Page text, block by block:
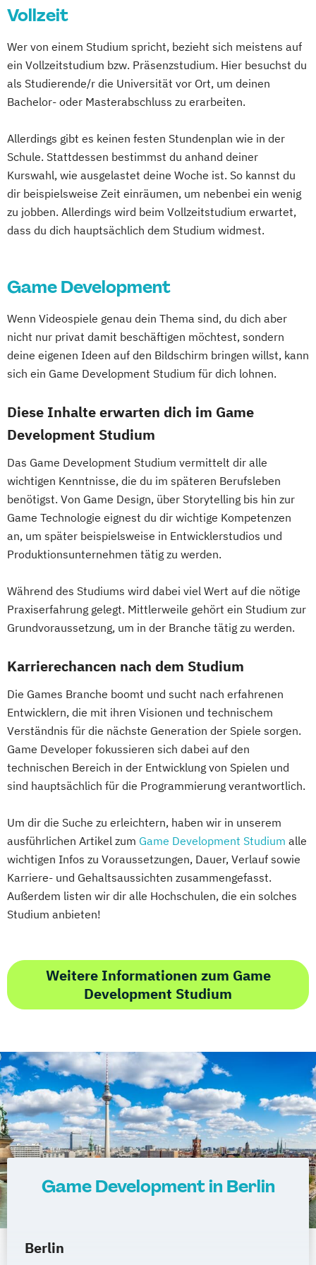
Vollzeit
Wer von einem Studium spricht, bezieht sich meistens auf
ein Vollzeitstudium bzw. Präsenzstudium. Hier besuchst du
als Studierende/r die Universität vor Ort, um deinen
Bachelor- oder Masterabschluss zu erarbeiten.
Allerdings gibt es keinen festen Stundenplan wie in der
Schule. Stattdessen bestimmst du anhand deiner
Kurswahl, wie ausgelastet deine Woche ist. So kannst du
dir beispielsweise Zeit einräumen, um nebenbei ein wenig
zu jobben. Allerdings wird beim Vollzeitstudium erwartet,
dass du dich hauptsächlich dem Studium widmest.
Game Development
Wenn Videospiele genau dein Thema sind, du dich aber
nicht nur privat damit beschäftigen möchtest, sondern
deine eigenen Ideen auf den Bildschirm bringen willst, kann
sich ein Game Development Studium für dich lohnen.
Diese Inhalte erwarten dich im Game
Development Studium
Das Game Development Studium vermittelt dir alle
wichtigen Kenntnisse, die du im späteren Berufsleben
benötigst. Von Game Design, über Storytelling bis hin zur
Game Technologie eignest du dir wichtige Kompetenzen
an, um später beispielsweise in Entwicklerstudios und
Produktionsunternehmen tätig zu werden.
Während des Studiums wird dabei viel Wert auf die nötige
Praxiserfahrung gelegt. Mittlerweile gehört ein Studium zur
Grundvoraussetzung, um in der Branche tätig zu werden.
Karrierechancen nach dem Studium
Die Games Branche boomt und sucht nach erfahrenen
Entwicklern, die mit ihren Visionen und technischem
Verständnis für die nächste Generation der Spiele sorgen.
Game Developer fokussieren sich dabei auf den
technischen Bereich in der Entwicklung von Spielen und
sind hauptsächlich für die Programmierung verantwortlich.
Um dir die Suche zu erleichtern, haben wir in unserem
ausführlichen Artikel zum Game Development Studium alle
wichtigen Infos zu Voraussetzungen, Dauer, Verlauf sowie
Karriere- und Gehaltsaussichten zusammengefasst.
Außerdem listen wir dir alle Hochschulen, die ein solches
Studium anbieten!
Weitere Informationen zum Game
Development Studium
Game Development in Berlin
Berlin